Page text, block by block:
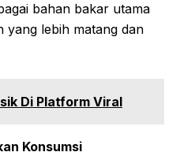
bahan bakar utama
yang lebih matang dan
Di Platform Viral
Konsumsi